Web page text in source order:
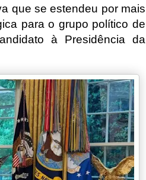
que se estendeu por mais
para o grupo político de
à Presidência da